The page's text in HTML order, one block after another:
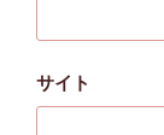
サイト